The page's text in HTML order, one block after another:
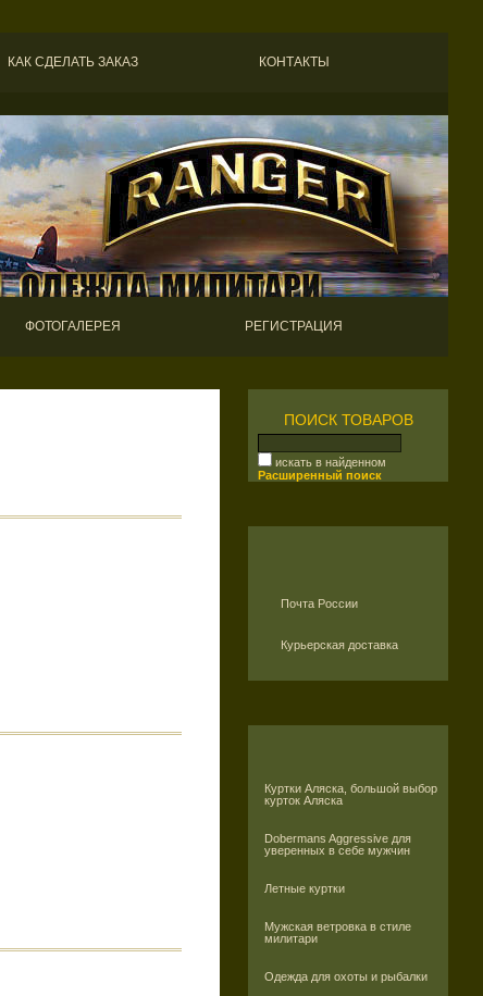
КАК СДЕЛАТЬ ЗАКАЗ КОНТАКТЫ
ФОТОГАЛЕРЕЯ РЕГИСТРАЦИЯ
ПОИСК ТОВАРОВ
искать в найденном
Расширенный поиск
Почта России
Курьерская доставка
Куртки Аляска, большой выбор
курток Аляска
Dobermans Aggressive для
уверенных в себе мужчин
Летные куртки
Мужская ветровка в стиле
милитари
Одежда для охоты и рыбалки